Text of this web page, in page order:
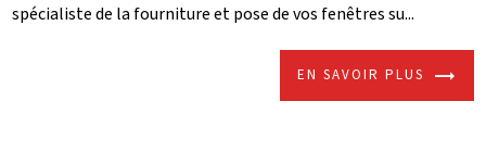
spécialiste de la fourniture et pose de vos fenêtres su...
EN SAVOIR PLUS